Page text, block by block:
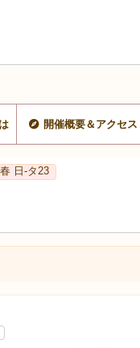
開催概要＆アクセス
日-タ23